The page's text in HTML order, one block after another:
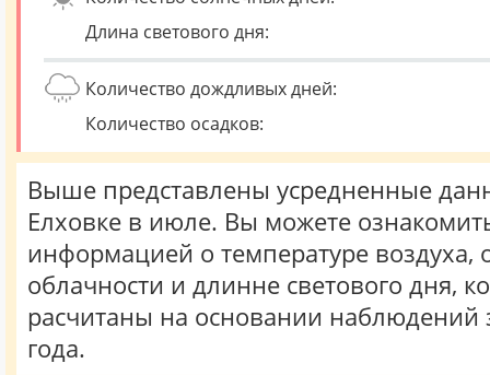
Длина светового дня:
Количество дождливых дней:
Количество осадков:
Выше представлены усредненные
Елховке в июле. Вы можете
информацией о температуре воздуха,
облачности и длинне светового дня,
расчитаны на основании наблюдений
года.